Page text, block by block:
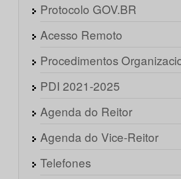
Protocolo GOV.BR
Acesso Remoto
Procedimentos
PDI 2021-2025
Agenda do Reitor
Agenda do Vice-Reitor
Telefones